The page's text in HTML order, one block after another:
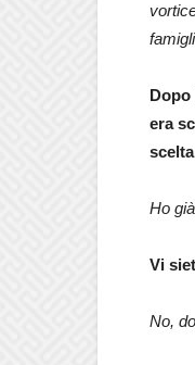
Dopo
era
Ho
Vi
No,